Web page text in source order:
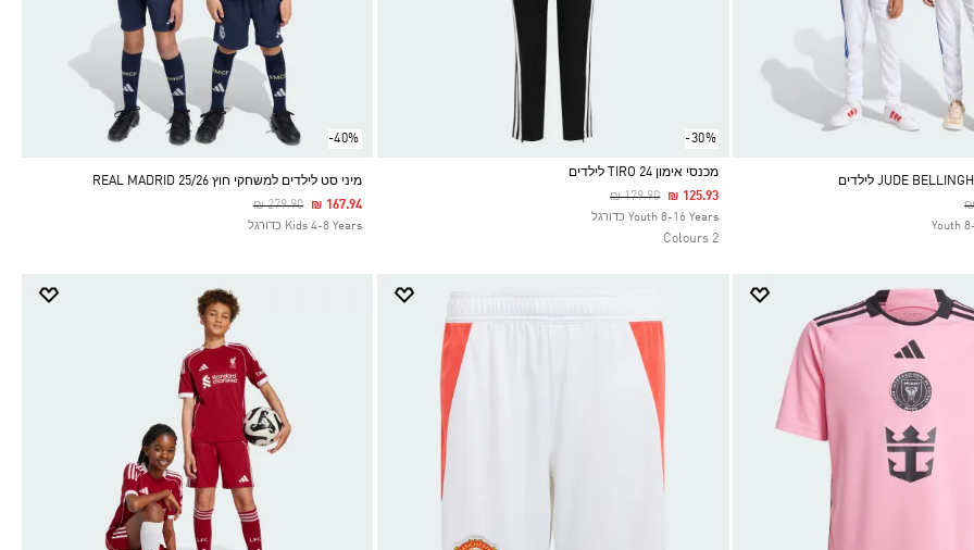
₪
Youth
-30%
Selected
מכנסי אימון TIRO 24 לילדים
Price Reduced From
₪ 179.90To₪ 125.93
Youth 8-16 Years כדורגל
2 Colours
-40%
מיני סט לילדים למשחקי חוץ REAL MADRID 25/26
Price Reduced From
₪ 279.90To₪ 167.94
Kids 4-8 Years כדורגל